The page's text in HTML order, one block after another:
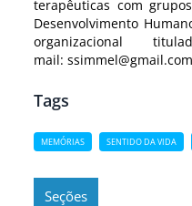
terapêuticas com
Desenvolvimento
organizacional
mail: ssimmel@gmail.com
Tags
MEMÓRIAS SENTIDO DA VIDA
Seções